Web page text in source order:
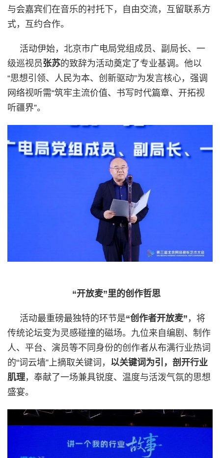
与会嘉宾们在音乐的衬托下，自由交流，互留联系方
式，互约合作。
活动伊始，北京市广电局党组成员、副局长、一
级巡视员张苏的致辞为活动奠定了专业基调。他以
“思想引领、人民为本、创新驱动”为发言核心，强调
网络视听需“筑牢主流价值、书写时代篇章、开拓视
听疆界”。
“开放麦”里的创作哲思
活动最重磅最独特的环节是“创作者开放麦” ，将
传统论坛变为灵感碰撞的磁场。九位来自编剧、制作
人、平台、演员等不同身份的创作者从布满行业热词
的“词云墙”上摘取关键词， 以关键词为引，剖开行业
肌理，奉献了一场兼具锐度、温度与活泼气氛的思想
盛宴。